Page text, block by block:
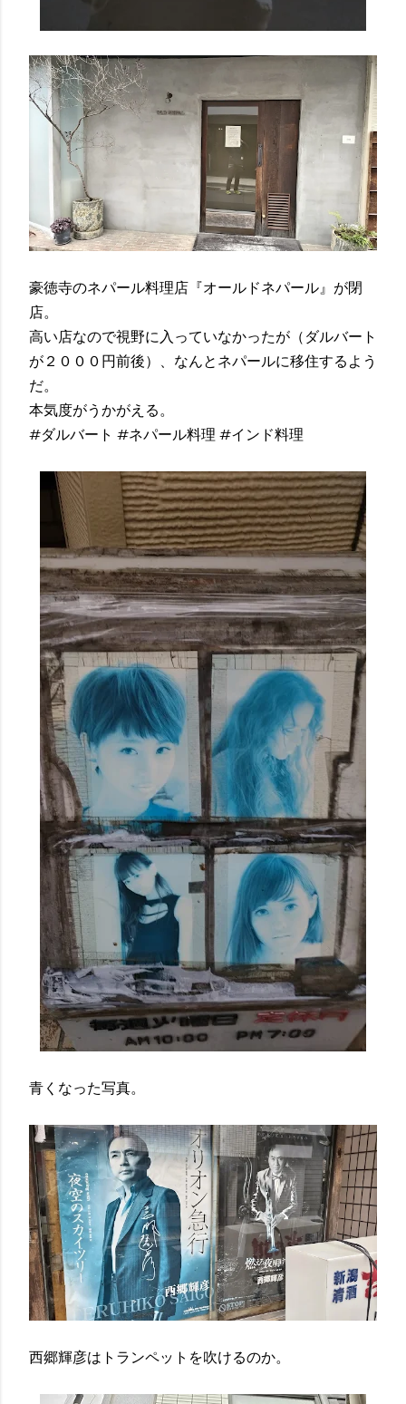
豪徳寺のネパール料理店『オールドネパール』が閉
店。
高い店なので視野に入っていなかったが（ダルバート
が２０００円前後）、なんとネパールに移住するよう
だ。
本気度がうかがえる。
#ダルバート #ネパール料理 #インド料理
青くなった写真。
西郷輝彦はトランペットを吹けるのか。